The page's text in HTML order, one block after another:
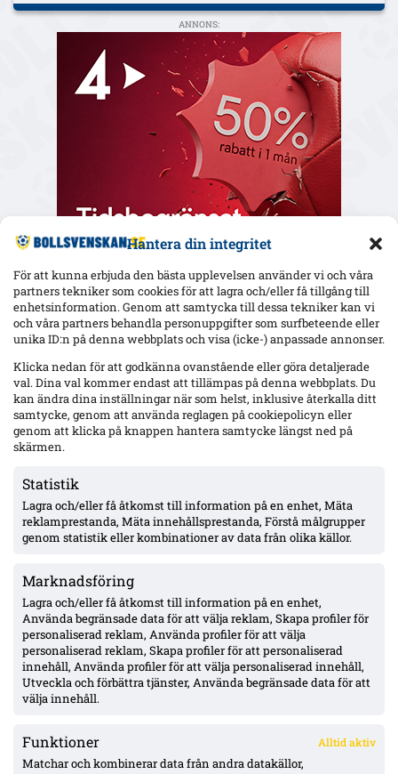
Hantera din integritet
För att kunna erbjuda den bästa upplevelsen använder vi och våra
partners tekniker som cookies för att lagra och/eller få tillgång till
enhetsinformation. Genom att samtycka till dessa tekniker kan vi
och våra partners behandla personuppgifter som surfbeteende eller
unika ID:n på denna webbplats och visa (icke-) anpassade annonser.
Klicka nedan för att godkänna ovanstående eller göra detaljerade
val. Dina val kommer endast att tillämpas på denna webbplats. Du
kan ändra dina inställningar när som helst, inklusive återkalla ditt
samtycke, genom att använda reglagen på cookiepolicyn eller
genom att klicka på knappen hantera samtycke längst ned på
skärmen.
Statistik
Lagra och/eller få åtkomst till information på en enhet, Mäta
reklamprestanda, Mäta innehållsprestanda, Förstå målgrupper
genom statistik eller kombinationer av data från olika källor.
Marknadsföring
Lagra och/eller få åtkomst till information på en enhet,
Använda begränsade data för att välja reklam, Skapa profiler för
personaliserad reklam, Använda profiler för att välja
personaliserad reklam, Skapa profiler för att personaliserad
innehåll, Använda profiler för att välja personaliserad innehåll,
Utveckla och förbättra tjänster, Använda begränsade data för att
välja innehåll.
Funktioner Alltid aktiv
Matchar och kombinerar data från andra datakällor,
ANNONS:
Senaste
kontrakt till 2027
Gent-tränaren fördömer Vergaras firande framför Blåvitt-
Hammarby och Malmö FF jagar Lasse Nordås – även Raków
Częstochowa påstås visa intresse
Hammarby 0–0 borta mot Raków: Hahn briljerar, hörnmål
bortdömt och Rydström hyllas inför returen
Isak Dahlqvist hattrick – Tromsø 5–0 borta mot CFR Cluj i
Conference League-kvalet
ÖVERSIKT